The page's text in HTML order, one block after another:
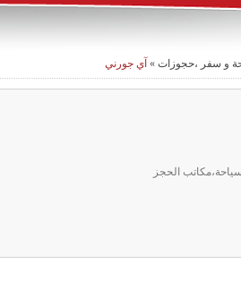
و سفر ،حجوزات » آي جورني
الحجز